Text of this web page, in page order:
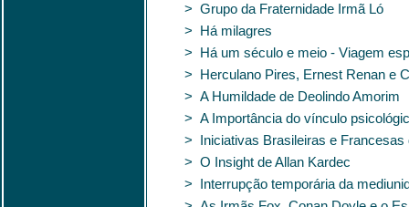
> Grupo da Fraternidade Irmã Ló
> Há milagres
> Há um século e meio - Viagem
> Herculano Pires, Ernest Renan e
> A Humildade de Deolindo Amorim
> A Importância do vínculo
> Iniciativas Brasileiras e
> O Insight de Allan Kardec
> Interrupção temporária da